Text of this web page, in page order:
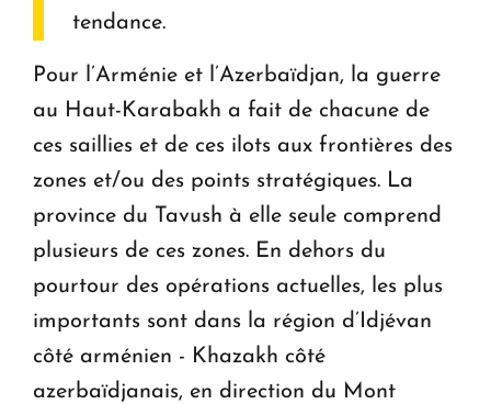
tendance.
Pour l’Arménie et l’Azerbaïdjan, la guerre
au Haut-Karabakh a fait de chacune de
ces saillies et de ces ilots aux frontières des
zones et/ou des points stratégiques. La
province du Tavush à elle seule comprend
plusieurs de ces zones. En dehors du
pourtour des opérations actuelles, les plus
importants sont dans la région d’Idjévan
côté arménien - Khazakh côté
azerbaïdjanais, en direction du Mont